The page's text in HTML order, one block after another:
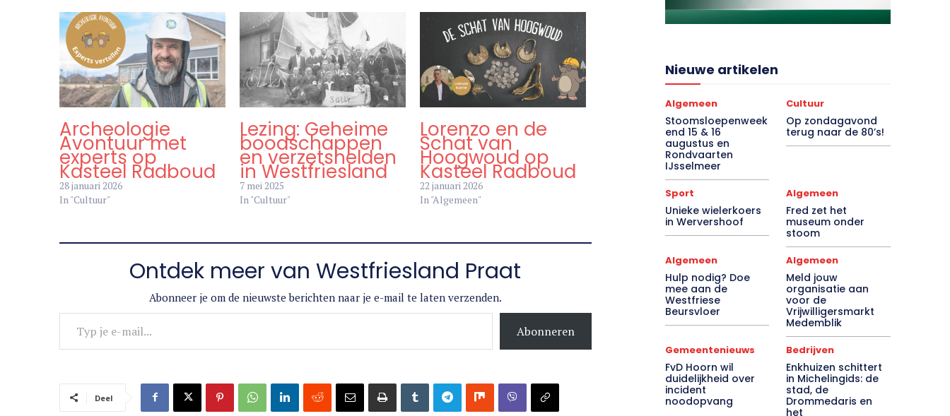
Archeologie
Avontuur met
experts op
Kasteel Radboud
28 januari 2026
In "Cultuur"
Lezing: Geheime
boodschappen
en verzetshelden
in Westfriesland
7 mei 2025
In "Cultuur"
Lorenzo en de
Schat van
Hoogwoud op
Kasteel Radboud
22 januari 2026
In "Algemeen"
Ontdek meer van Westfriesland Praat
Abonneer je om de nieuwste berichten naar je e-mail te laten verzenden.
Typ je e-mail...
Abonneren
Deel
Nieuwe artikelen
Algemeen
Stoomsloepenweek
end 15 & 16
augustus en
Rondvaarten
IJsselmeer
Cultuur
Op zondagavond
terug naar de 80’s!
Sport
Unieke wielerkoers
in Wervershoof
Algemeen
Fred zet het
museum onder
stoom
Algemeen
Hulp nodig? Doe
mee aan de
Westfriese
Beursvloer
Algemeen
Meld jouw
organisatie aan
voor de
Vrijwilligersmarkt
Medemblik
Gemeentenieuws
FvD Hoorn wil
duidelijkheid over
incident
noodopvang
Bedrijven
Enkhuizen schittert
in Michelingids: de
stad, de
Drommedaris en
het